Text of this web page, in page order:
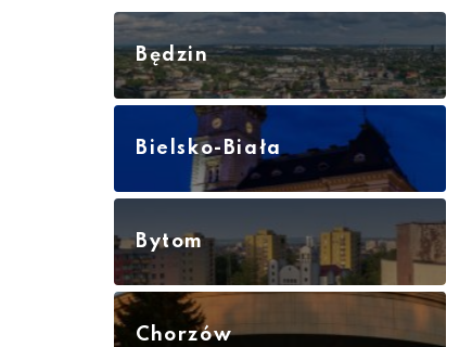
Będzin
Bielsko-Biała
Bytom
Chorzów